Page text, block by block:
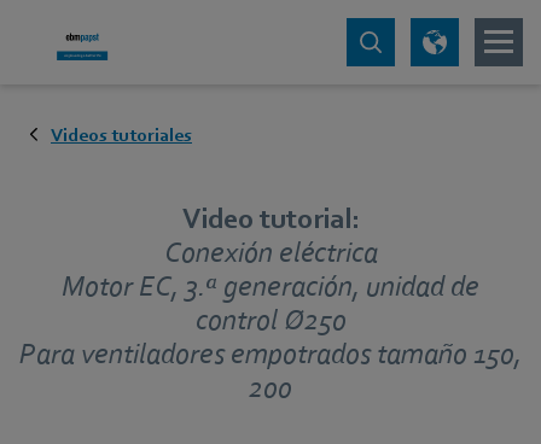
Videos tutoriales
Video tutorial:
Conexión eléctrica
Motor EC, 3.ª generación, unidad de
control Ø250
Para ventiladores empotrados tamaño 150,
200